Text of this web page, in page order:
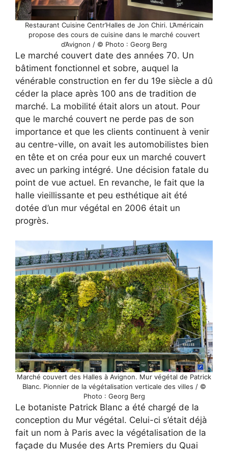
Restaurant Cuisine Centr’Halles de Jon Chiri. L’Américain
propose des cours de cuisine dans le marché couvert
d’Avignon / © Photo : Georg Berg
Le marché couvert date des années 70. Un
bâtiment fonctionnel et sobre, auquel la
vénérable construction en fer du 19e siècle a dû
céder la place après 100 ans de tradition de
marché. La mobilité était alors un atout. Pour
que le marché couvert ne perde pas de son
importance et que les clients continuent à venir
au centre-ville, on avait les automobilistes bien
en tête et on créa pour eux un marché couvert
avec un parking intégré. Une décision fatale du
point de vue actuel. En revanche, le fait que la
halle vieillissante et peu esthétique ait été
dotée d’un mur végétal en 2006 était un
progrès.
Marché couvert des Halles à Avignon. Mur végétal de Patrick
Blanc. Pionnier de la végétalisation verticale des villes / ©
Photo : Georg Berg
Le botaniste Patrick Blanc a été chargé de la
conception du Mur végétal. Celui-ci s’était déjà
fait un nom à Paris avec la végétalisation de la
façade du Musée des Arts Premiers du Quai